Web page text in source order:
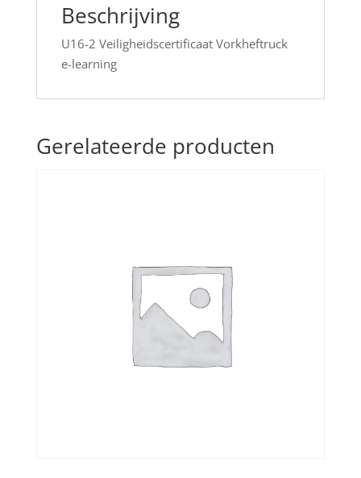
Beschrijving
U16-2 Veiligheidscertificaat Vorkheftruck
e-learning
Gerelateerde producten